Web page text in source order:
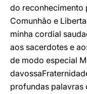
do reconhecimento
Comunhão e
minha cordial
aos sacerdotes e
de modo especial
profundas palavras